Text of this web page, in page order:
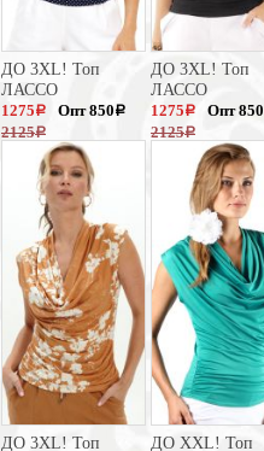
ДО 3XL! Топ
ЛАССО
1275 a
2125a
Опт 850 a
ДО 3XL! Топ
ЛАССО
1275 a
2125a
Опт 850
ДО 3XL! Топ
ДО XXL! Топ